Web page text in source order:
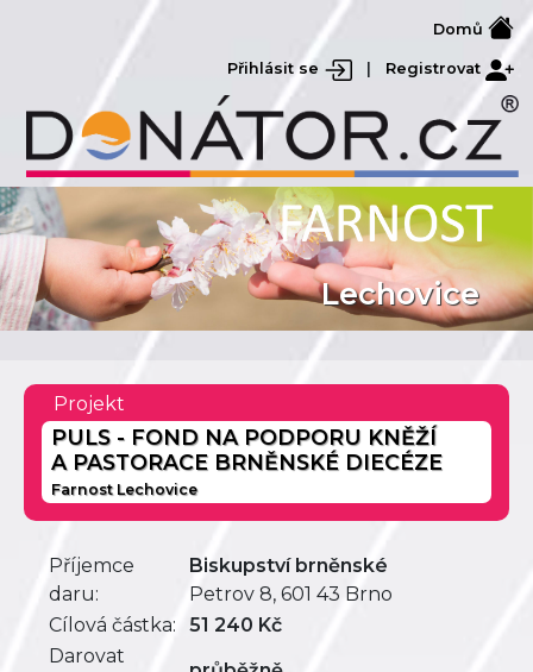
Domů
Přihlásit se Registrovat
Lechovice
Projekt
PULS - FOND NA PODPORU KNĚŽÍ
A PASTORACE BRNĚNSKÉ DIECÉZE
Farnost Lechovice
Příjemce
daru:
Biskupství brněnské
Petrov 8, 601 43 Brno
Cílová částka:
51 240 Kč
Darovat